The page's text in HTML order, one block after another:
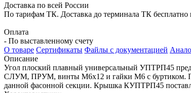
Доставка по всей России
По тарифам ТК. Доставка до терминала ТК бесплатно
Оплата
- По выставленному счету
О товаре Сертификаты Файлы с документацией
Описание
Угол плоский плавный универсальный УПТРП45
СЛУМ, ПРУМ, винты М6х12 и гайки М6 с буртиком.
данной фасонной секции. Крышка КУПТРП45